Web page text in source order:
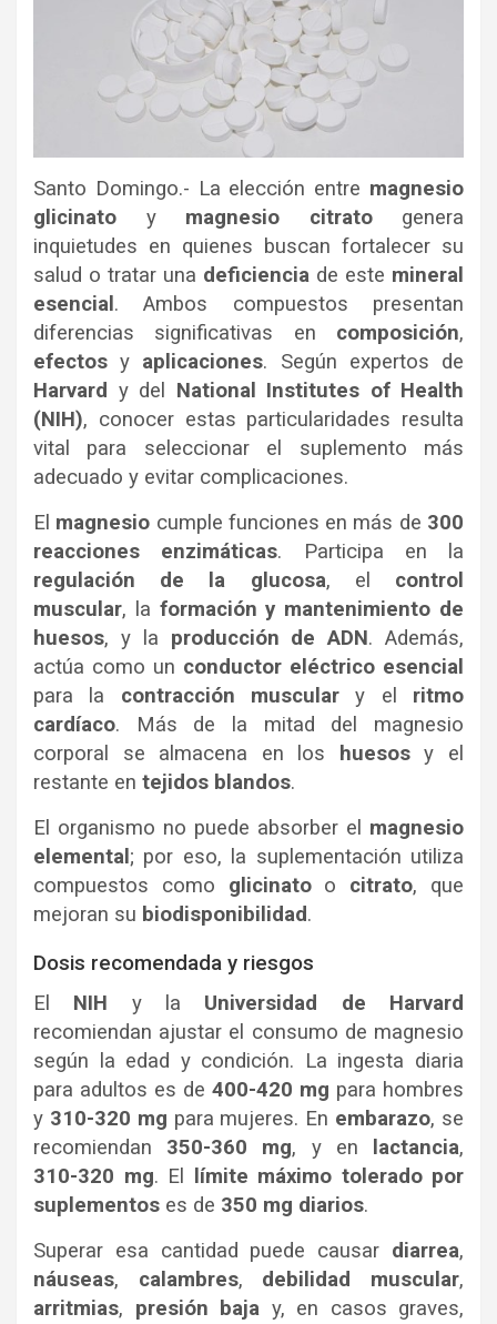
Santo Domingo.- La elección entre magnesio
glicinato y magnesio citratogenera
inquietudes en quienes buscan fortalecer su
salud o tratar una deficiencia de este mineral
esencial . Ambos compuestos presentan
diferencias significativas en composición,
efectos y aplicaciones. Según expertos de
Harvard y del National Institutes of Health
(NIH), conocer estas particularidades resulta
vital para seleccionar el suplemento más
adecuado y evitar complicaciones.
El magnesio cumple funciones en más de 300
reacciones enzimáticas. Participa en la
regulación de la glucosa, el control
muscular, la formación y mantenimiento de
huesos, y la producción de ADN. Además,
actúa como un conductor eléctrico esencial
para la contracción muscular y el ritmo
cardíaco. Más de la mitad del magnesio
corporal se almacena en los
huesosy el
restante en tejidos blandos.
El organismo no puede absorber el magnesio
elemental ; por eso, la suplementación utiliza
compuestos como glicinatoo citrato, que
mejoran su biodisponibilidad.
Dosis recomendada y riesgos
El NIH y la Universidad de Harvard
recomiendan ajustar el consumo de magnesio
según la edad y condición. La ingesta diaria
para adultos es de 400-420 mg para hombres
y 310-320 mg para mujeres. En embarazo, se
recomiendan 350-360 mg, y en lactancia,
310-320 mg. El
límite máximo tolerado por
suplementos es de 350 mg diarios.
Superar esa cantidad puede causar diarrea,
náuseas, calambres, debilidad muscular,
arritmias, presión baja y, en casos graves,